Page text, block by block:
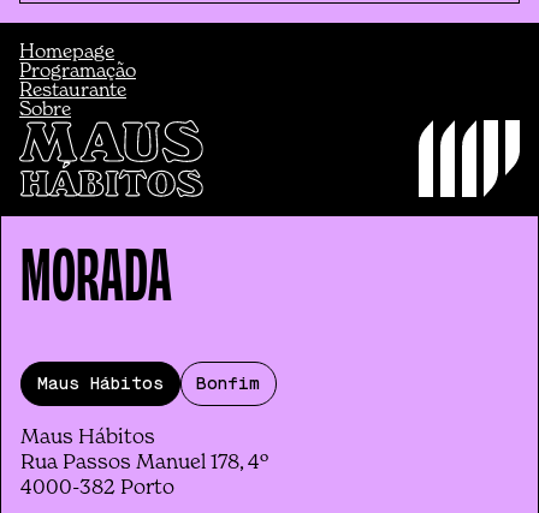
Homepage
Programação
Restaurante
Sobre
MORADA
Maus Hábitos Bonfim
Maus Hábitos
Rua Passos Manuel 178, 4º
4000-382 Porto